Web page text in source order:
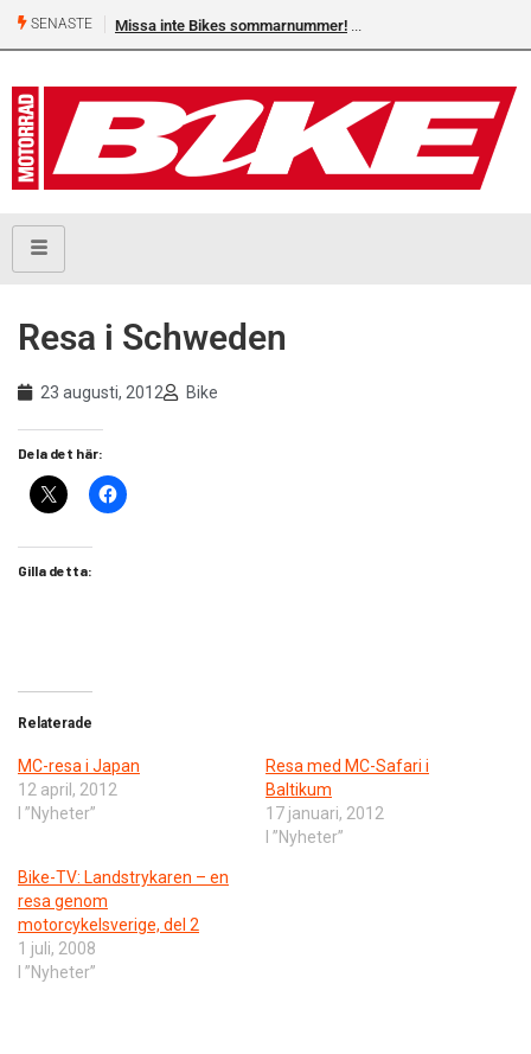
SENASTE Missa inte Bikes sommarnummer!
Resa i Schweden
23 augusti, 2012 Bike
Dela det här:
Gilla detta:
Relaterade
MC-resa i Japan
12 april, 2012
I ”Nyheter”
Resa med MC-Safari i
Baltikum
17 januari, 2012
I ”Nyheter”
Bike-TV: Landstrykaren – en
resa genom
motorcykelsverige, del 2
1 juli, 2008
I ”Nyheter”